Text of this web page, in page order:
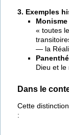
3. Exemples
Monisme
« toutes
— la
Dieu et le
Dans le
Cette
: